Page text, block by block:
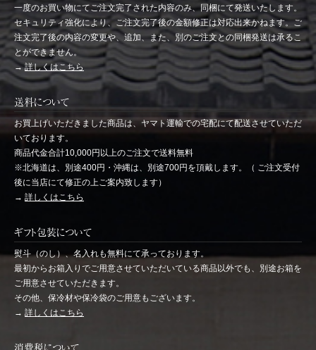
一度のお買い物にてご注文完了された内容のみ、同梱にて発送いたします。
セキュリティ強化により、ご注文完了後の金額修正は対応出来かねます。ご
注文完了後の内容の変更や、追加、また、別のご注文との同梱発送は承るこ
とができません。
→詳しくはこちら
送料について
お買上げいただきました商品は、ヤマト運輸での宅配にて配送させていただ
いております。
商品代金合計10,000円以上のご注文で送料無料
※北海道は、別途400円・沖縄は、別途700円を頂戴します。（ ご注文受付
後に当店にて修正の上ご案内致します）
→ 詳しくはこちら
ギフト包装について
熨斗（のし）、名入れも無料にて承っております。
最初からお箱入りでご用意させていただいている商品以外でも、別途お箱を
ご用意させていただきます。
その他、保冷材や保冷袋のご用意もございます。
→ 詳しくはこちら
消費税について